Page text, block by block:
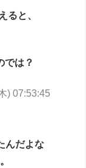
ると、
では？
) 07:53:45
んだよな